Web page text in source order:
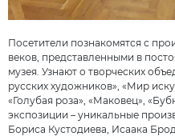
Посетители познакомятся с
веков, представленными в
музея. Узнают о творческих
русских художников», «Мир
«Голубая роза», «Маковец»,
экспозиции – уникальные
Бориса Кустодиева, Исаака